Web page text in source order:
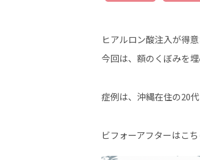
ヒアルロン酸注入が得
今回は、額のくぼみを
症例は、沖縄在住の20代
ビフォーアフターはこ